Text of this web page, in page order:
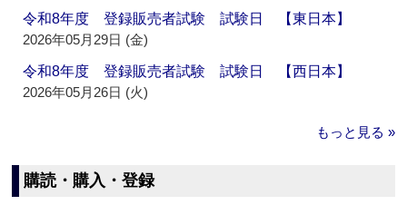
令和8年度 登録販売者試験 試験日 【東日本】
2026年05月29日 (金)
令和8年度 登録販売者試験 試験日 【西日本】
2026年05月26日 (火)
もっと見る »
購読・購入・登録